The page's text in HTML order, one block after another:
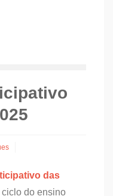
das
ciclo do ensino